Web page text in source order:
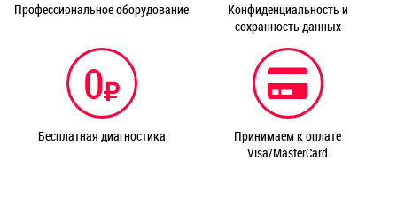
Профессиональное оборудование
Конфиденциальность и
сохранность данных
0
Бесплатная диагностика
Принимаем к оплате
Visa/MasterCard